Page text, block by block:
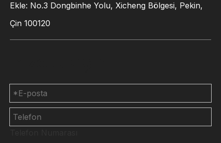
Ekle: No.3 Dongbinhe Yolu, Xicheng Bölgesi, Pekin,
Çin 100120